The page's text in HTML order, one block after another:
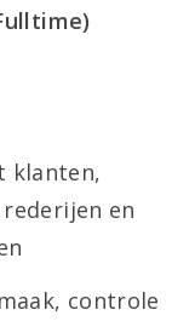
klanten,
en
controle